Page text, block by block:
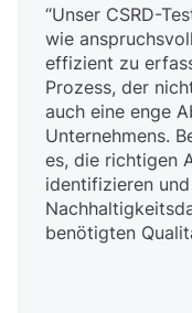
“Unser CSRD-
wie
effizient zu
Prozess, der
auch eine enge
Unternehmens.
es, die richtigen
identifizieren
benötigten